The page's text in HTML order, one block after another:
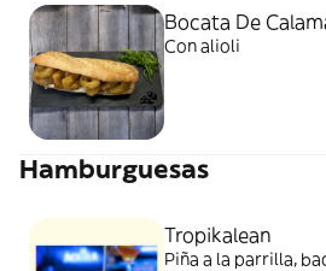
Bocata De
Con alioli
Hamburguesas
Tropikalean
Piña a la parrilla,